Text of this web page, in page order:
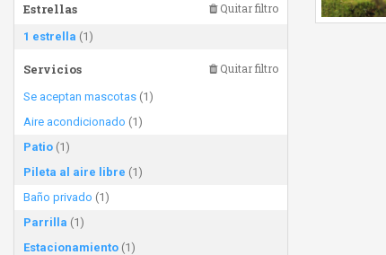
Estrellas Quitar filtro
1 estrella (1)
Servicios Quitar filtro
Se aceptan mascotas (1)
Aire acondicionado (1)
Patio (1)
Pileta al aire libre (1)
Baño privado (1)
Parrilla (1)
Estacionamiento (1)